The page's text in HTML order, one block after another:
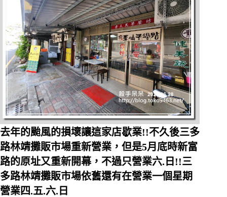
去年的颱風的損壞讓這家店歇業!!不久後三多
路林靖攤販市場重新營業，但是5月底時新富
路的原址又重新開幕，不過只營業六.日!!三
多路林靖攤販市場依舊還有在營業一個星期
營業四.五.六.日